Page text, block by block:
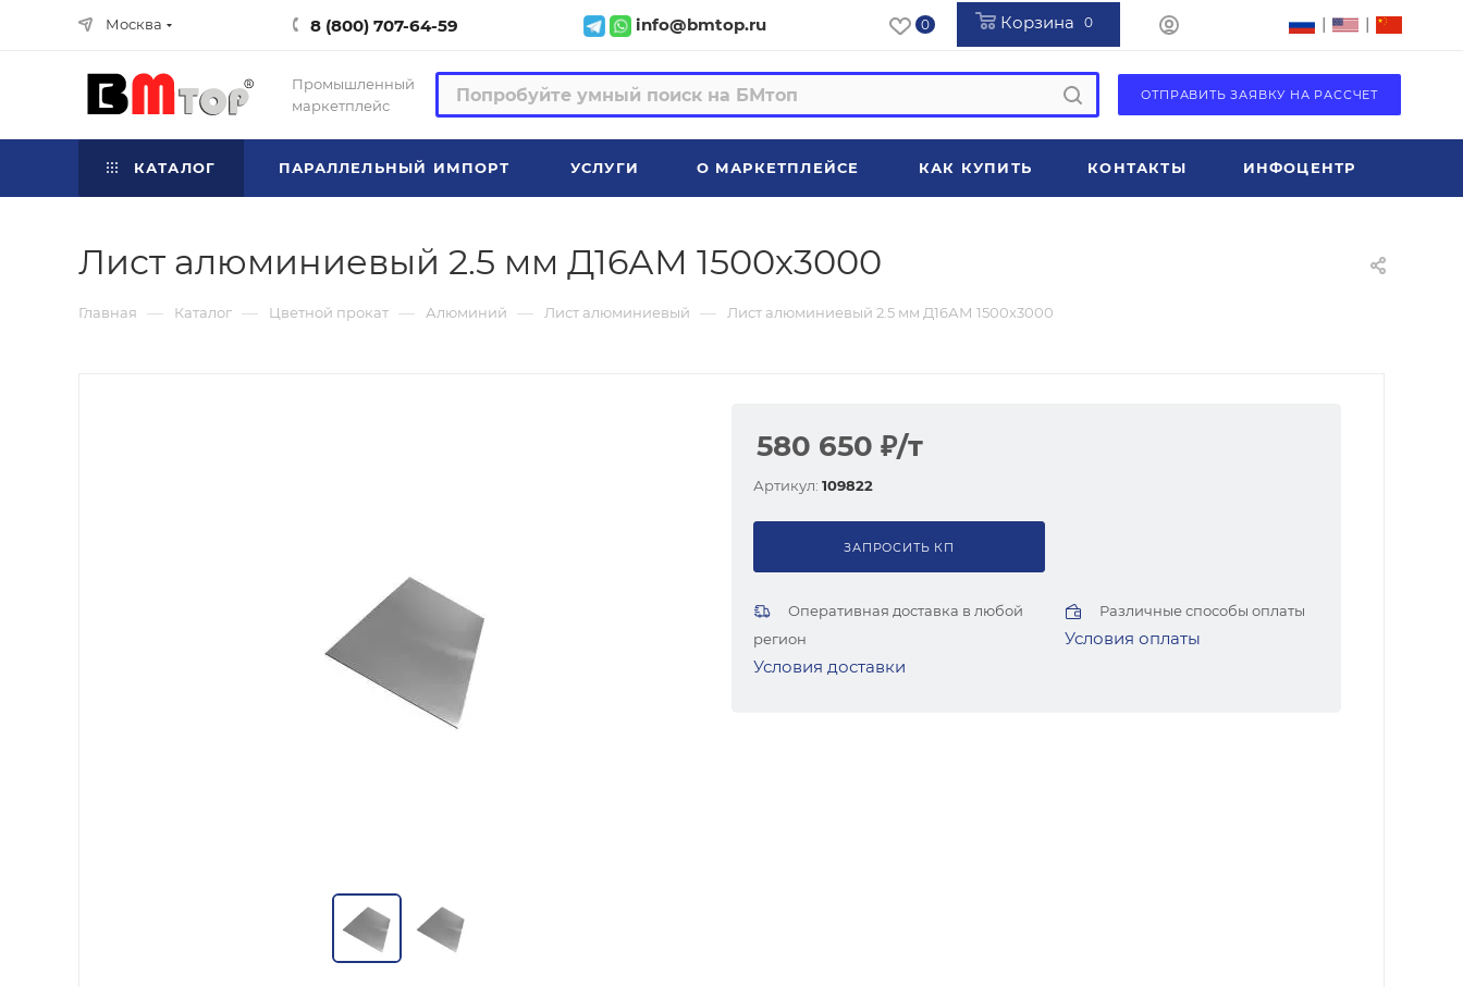
Москва 8 (800) 707-64-59 info@bmtop.ru 0 Корзина 0 | |
Промышленный
маркетплейс
ОТПРАВИТЬ ЗАЯВКУ НА РАССЧЕТ
КАТАЛОГ ПАРАЛЛЕЛЬНЫЙ ИМПОРТ УСЛУГИ О МАРКЕТПЛЕЙСЕ КАК КУПИТЬ КОНТАКТЫ ИНФОЦЕНТР
Лист алюминиевый 2.5 мм Д16АМ 1500х3000
Главная — Каталог — Цветной прокат — Алюминий — Лист алюминиевый — Лист алюминиевый 2.5 мм Д16АМ 1500х3000
580 650 ₽/т
Артикул: 109822
ЗАПРОСИТЬ КП
Оперативная доставка в любой
регион
Условия доставки
Различные способы оплаты
Условия оплаты